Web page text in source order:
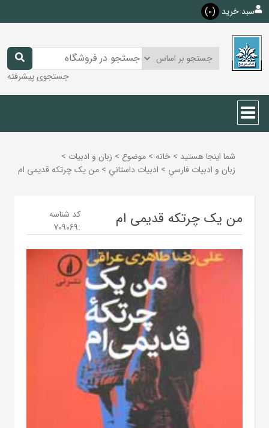
سبد خرید (0)
جستجوی پیشرفته
شما اینجا هستید > خانه > موضوع > زبان و ادبيات >
زبان و ادبيات فارسي > ادبيات داستاني > من یک چرتکه قدیمی ام
من یک چرتکه قدیمی ام
کد شناسه
:
709069